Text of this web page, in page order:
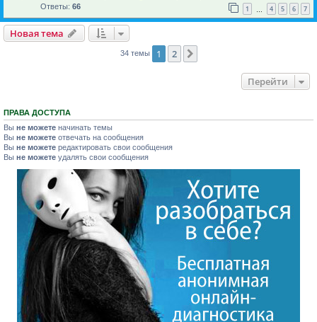
Ответы: 66 1 4 5 6 7
Новая тема
34 темы 1 2
Перейти
ПРАВА ДОСТУПА
Вы не можете начинать темы
Вы не можете отвечать на сообщения
Вы не можете редактировать свои сообщения
Вы не можете удалять свои сообщения